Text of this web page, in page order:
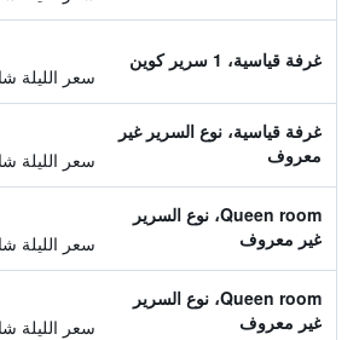
غرفة قياسية، 1 سرير كوين
سعر الليلة
غرفة قياسية، نوع السرير غير
معروف
سعر الليلة
Queen room، نوع السرير
غير معروف
سعر الليلة
Queen room، نوع السرير
غير معروف
سعر الليلة